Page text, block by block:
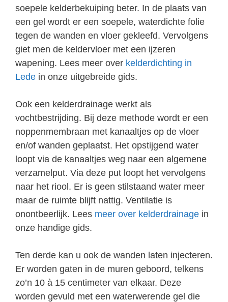
soepele kelderbekuiping beter. In de plaats van
een gel wordt er een soepele, waterdichte folie
tegen de wanden en vloer gekleefd. Vervolgens
giet men de keldervloer met een ijzeren
wapening. Lees meer over kelderdichting in
Lede in onze uitgebreide gids.
Ook een kelderdrainage werkt als
vochtbestrijding. Bij deze methode wordt er een
noppenmembraan met kanaaltjes op de vloer
en/of wanden geplaatst. Het opstijgend water
loopt via de kanaaltjes weg naar een algemene
verzamelput. Via deze put loopt het vervolgens
naar het riool. Er is geen stilstaand water meer
maar de ruimte blijft nattig. Ventilatie is
onontbeerlijk. Lees meer over kelderdrainage in
onze handige gids.
Ten derde kan u ook de wanden laten injecteren.
Er worden gaten in de muren geboord, telkens
zo’n 10 à 15 centimeter van elkaar. Deze
worden gevuld met een waterwerende gel die